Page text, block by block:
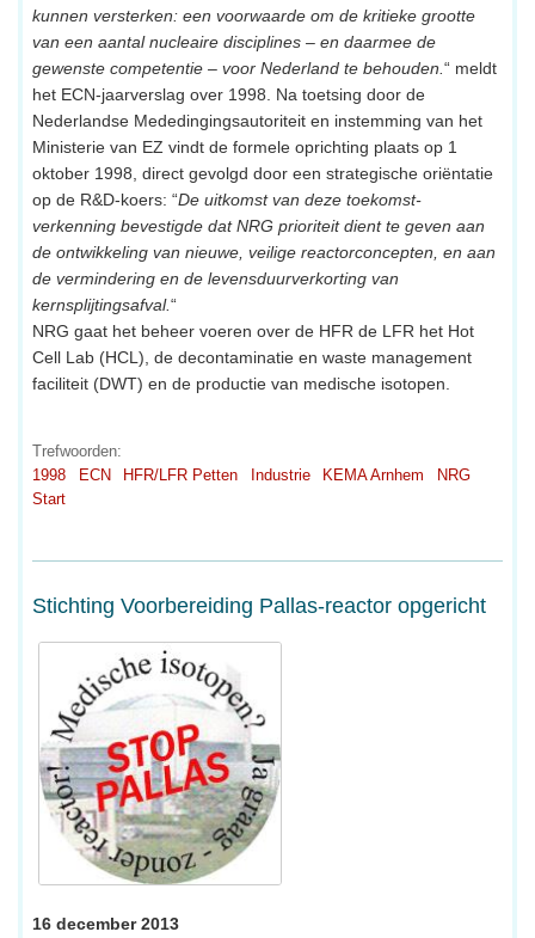
kunnen versterken: een voorwaarde om de kritieke grootte
van een aantal nucleaire disciplines – en daarmee de
gewenste competentie – voor Nederland te behouden. “ meldt
het ECN-jaarverslag over 1998. Na toetsing door de
Nederlandse Mededingingsautoriteit en instemming van het
Ministerie van EZ vindt de formele oprichting plaats op 1
oktober 1998, direct gevolgd door een strategische oriëntatie
op de R&D-koers: “De uitkomst van deze toekomst-
verkenning bevestigde dat NRG prioriteit dient te geven aan
de ontwikkeling van nieuwe, veilige reactorconcepten, en aan
de vermindering en de levensduurverkorting van
kernsplijtingsafval.“
NRG gaat het beheer voeren over de HFR de LFR het Hot
Cell Lab (HCL), de decontaminatie en waste management
faciliteit (DWT) en de productie van medische isotopen.
Trefwoorden:
1998
ECN HFR/LFR Petten Industrie KEMA Arnhem
NRG
Start
Stichting Voorbereiding Pallas-reactor opgericht
16 december 2013